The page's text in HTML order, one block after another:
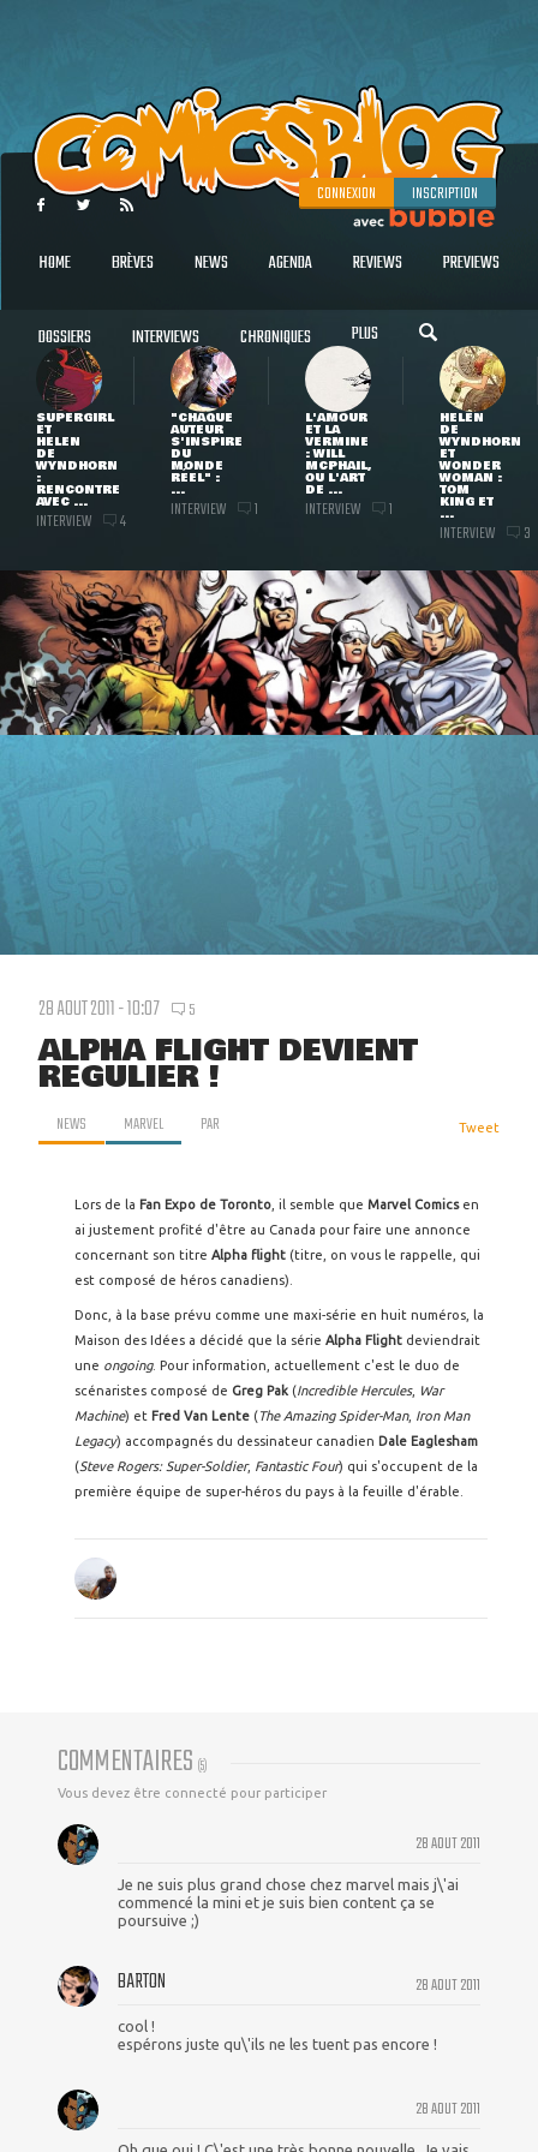
CONNEXION INSCRIPTION
HOME BRÈVES NEWS AGENDA REVIEWS PREVIEWS
DOSSIERS INTERVIEWS CHRONIQUES PLUS
SUPERGIRL
ET
HELEN
DE
WYNDHORN
:
RENCONTRE
AVEC ...
INTERVIEW 4
"CHAQUE
AUTEUR
S'INSPIRE
DU
MONDE
RÉEL" :
...
INTERVIEW 1
L'AMOUR
ET LA
VERMINE
: WILL
MCPHAIL,
OU L'ART
DE ...
INTERVIEW 1
HELEN
DE
WYNDHORN
ET
WONDER
WOMAN :
TOM
KING ET
...
INTERVIEW 3
28 AOUT 2011 - 10:07 5
ALPHA FLIGHT DEVIENT
RÉGULIER !
NEWS MARVEL PAR Tweet
Lors de la Fan Expo de Toronto , il semble que Marvel Comicsen
ai justement profité d'être au Canada pour faire une annonce
concernant son titre Alpha flight (titre, on vous le rappelle, qui
est composé de héros canadiens).
Donc, à la base prévu comme une maxi-série en huit numéros, la
Maison des Idées a décidé que la série Alpha Flight deviendrait
une ongoing. Pour information, actuellement c'est le duo de
scénaristes composé de Greg Pak (Incredible Hercules, War
Machine) et Fred Van Lente (The Amazing Spider-Man, Iron Man
Legacy) accompagnés du dessinateur canadien Dale Eaglesham
(Steve Rogers: Super-Soldier, Fantastic Four) qui s'occupent de la
première équipe de super-héros du pays à la feuille d'érable.
COMMENTAIRES (5)
Vous devez être connecté pour participer
28 AOUT 2011
Je ne suis plus grand chose chez marvel mais j\'ai
commencé la mini et je suis bien content ça se
poursuive ;)
28 AOUT 2011
BARTON
cool !
espérons juste qu\'ils ne les tuent pas encore !
28 AOUT 2011